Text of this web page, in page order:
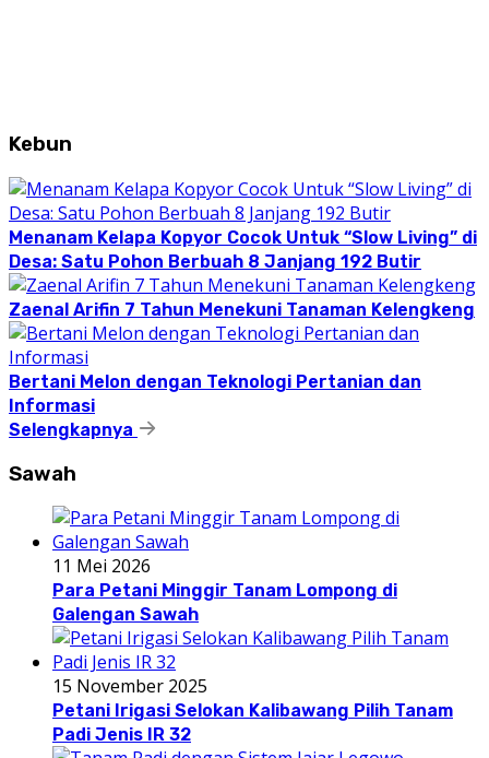
Kebun
Menanam Kelapa Kopyor Cocok Untuk “Slow Living” di
Desa: Satu Pohon Berbuah 8 Janjang 192 Butir
Zaenal Arifin 7 Tahun Menekuni Tanaman Kelengkeng
Bertani Melon dengan Teknologi Pertanian dan
Informasi
Selengkapnya
Sawah
11 Mei 2026
Para Petani Minggir Tanam Lompong di
Galengan Sawah
15 November 2025
Petani Irigasi Selokan Kalibawang Pilih Tanam
Padi Jenis IR 32